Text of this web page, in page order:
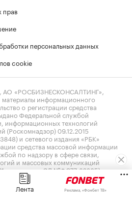
прав
персональных данных
cookie
«РОСБИЗНЕСКОНСАЛТИНГ»,
информационного
о регистрации средства
Федеральной службой
информационных технологий
(Роскомнадзор) 09.12.2015
и сетевого издания «РБК»
средства массовой информации
по надзору в сфере связи,
и массовых коммуникаций
за номером ЭЛ №ФС77-82385)
«РБК».18+
sportnews@rbc.ru
информационное агентство «РБК».
Лента Реклама, «Фонбет ТВ»